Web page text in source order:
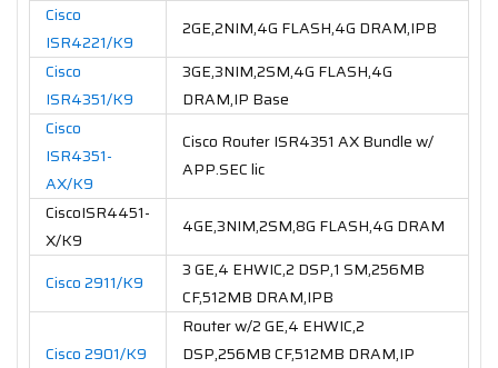
Cisco
ISR4221/K9
2GE,2NIM,4G FLASH,4G DRAM,IPB
Cisco
ISR4351/K9
3GE,3NIM,2SM,4G FLASH,4G
DRAM,IP Base
Cisco
ISR4351-
AX/K9
Cisco Router ISR4351 AX Bundle w/
APP.SEC lic
CiscoISR4451-
X/K9
4GE,3NIM,2SM,8G FLASH,4G DRAM
Cisco 2911/K9
3 GE,4 EHWIC,2 DSP,1 SM,256MB
CF,512MB DRAM,IPB
Cisco 2901/K9
Router w/2 GE,4 EHWIC,2
DSP,256MB CF,512MB DRAM,IP